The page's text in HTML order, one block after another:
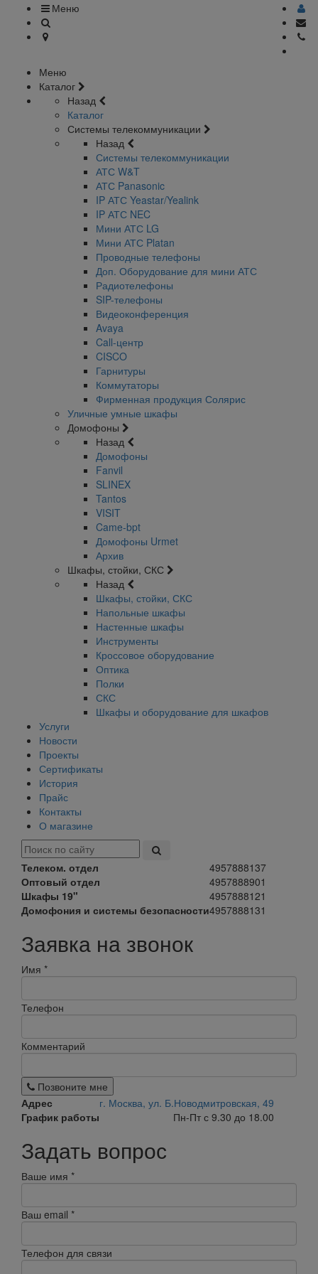
Меню
Меню
Каталог
Назад
Каталог
Системы телекоммуникации
Назад
Системы телекоммуникации
АТС W&T
АТС Panasonic
IP АТС Yeastar/Yealink
IP АТС NEC
Мини АТС LG
Мини АТС Platan
Проводные телефоны
Доп. Оборудование для мини АТС
Радиотелефоны
SIP-телефоны
Видеоконференция
Avaya
Call-центр
CISCO
Гарнитуры
Коммутаторы
Фирменная продукция Солярис
Уличные умные шкафы
Домофоны
Назад
Домофоны
Fanvil
SLINEX
Tantos
VISIT
Came-bpt
Домофоны Urmet
Архив
Шкафы, стойки, СКС
Назад
Шкафы, стойки, СКС
Напольные шкафы
Настенные шкафы
Инструменты
Кроссовое оборудование
Оптика
Полки
СКС
Шкафы и оборудование для шкафов
Услуги
Новости
Проекты
Сертификаты
История
Прайс
Контакты
О магазине
Телеком. отдел
4957888137
Оптовый отдел
4957888901
Шкафы 19"
4957888121
Домофония и системы безопасности4957888131
Заявка на звонок
Имя *
Телефон
Комментарий
Позвоните мне
Адрес
г. Москва, ул. Б.Новодмитровская, 49
График работы
Пн-Пт с 9.30 до 18.00
Задать вопрос
Ваше имя *
Ваш email *
Телефон для связи